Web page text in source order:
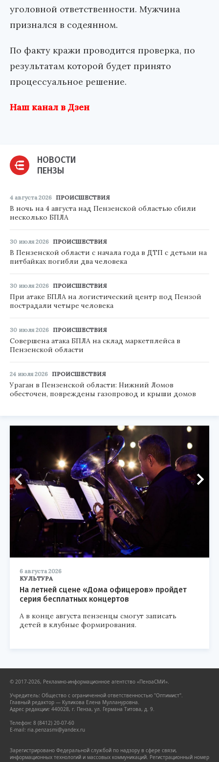
уголовной ответственности. Мужчина
признался в содеянном.
По факту кражи проводится проверка, по
результатам которой будет принято
процессуальное решение.
Наш канал в Дзен
НОВОСТИ
ПЕНЗЫ
4 августа 2026 ПРОИСШЕСТВИЯ
В ночь на 4 августа над Пензенской областью сбили
несколько БПЛА
30 июля 2026 ПРОИСШЕСТВИЯ
В Пензенской области с начала года в ДТП с детьми на
питбайках погибли два человека
30 июля 2026 ПРОИСШЕСТВИЯ
При атаке БПЛА на логистический центр под Пензой
пострадали четыре человека
30 июля 2026 ПРОИСШЕСТВИЯ
Совершена атака БПЛА на склад маркетплейса в
Пензенской области
24 июля 2026 ПРОИСШЕСТВИЯ
Ураган в Пензенской области: Нижний Ломов
обесточен, повреждены газопровод и крыши домов
6 августа 2026
КУЛЬТУРА
На летней сцене «Дома офицеров» пройдет
серия бесплатных концертов
А в конце августа пензенцы смогут записать
детей в клубные формирования.
© 2017-2026, Рекламно-информационное агентство «ПензаСМИ».
Учредитель: Общество с ограниченной ответственностью "Оптимист".
Главный редактор — Куликова Елена Муллануровна.
Адрес редакции: 440028, г. Пенза, ул. Германа Титова, д. 9.
Телефон: 8 (8412) 20-07-60
E-mail: ria.penzasmi@yandex.ru
Зарегистрировано Федеральной службой по надзору в сфере связи,
информационных технологий и массовых коммуникаций. Регистрационный номер